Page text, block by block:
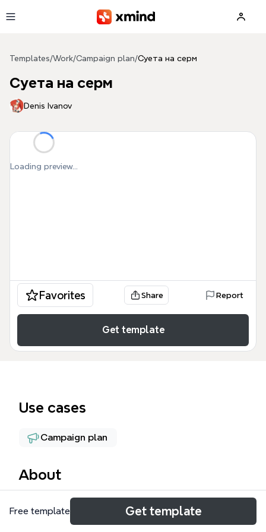
Templates/Work/Campaign plan/Суета на серм
Суета на серм
Denis Ivanov
Loading preview...
Favorites Share Report
Get template
Use cases
Campaign plan
About
Шаблон Суета на серм представляет собой
интенсивный план действий для быстрого
Free template Get template